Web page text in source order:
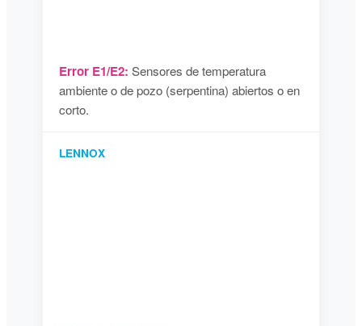
Error E1/E2: Sensores de temperatura
ambiente o de pozo (serpentina) abiertos o en
corto.
LENNOX